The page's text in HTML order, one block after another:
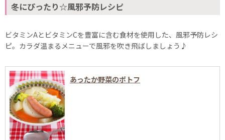
冬にぴったり☆風邪予防レシピ
ビタミンAとビタミンCを豊富に含む食材を使用した、風邪予防レシ
ピ。カラダ温まるメニューで風邪を吹き飛ばしましょう♪
あったか野菜のポトフ